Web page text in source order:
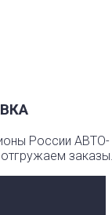
России АВТО-